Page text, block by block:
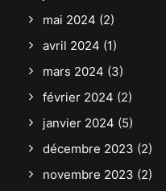
mai 2024 (2)
avril 2024 (1)
mars 2024 (3)
février 2024 (2)
janvier 2024 (5)
décembre 2023 (2)
novembre 2023 (2)